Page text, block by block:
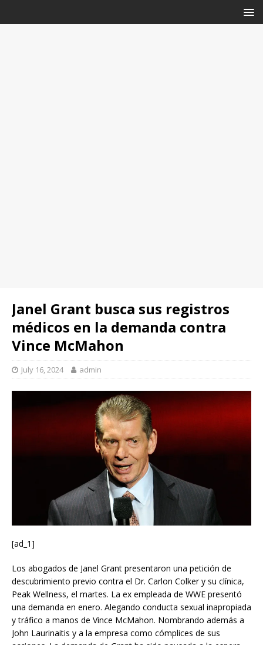
Janel Grant busca sus registros
médicos en la demanda contra
Vince McMahon
July 16, 2024 admin
[ad_1]
Los abogados de Janel Grant presentaron una petición de
descubrimiento previo contra el Dr. Carlon Colker y su clínica,
Peak Wellness, el martes. La ex empleada de WWE presentó
una demanda en enero. Alegando conducta sexual inapropiada
y tráfico a manos de Vince McMahon. Nombrando además a
John Laurinaitis y a la empresa como cómplices de sus